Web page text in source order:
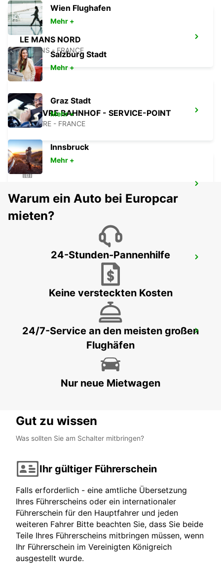
LE MANS NORD
LE MANS - FRANCE
LE HAVRE BAHNHOF - SERVICE-POINT
LE HAVRE - FRANCE
LE HAVRE - FRANCE
LA FERTE-BERNARD
LE MANS BAHNHOF
Wien Flughafen
Mehr +
Salzburg Stadt
Mehr +
Graz Stadt
Mehr +
Innsbruck
Mehr +
Warum ein Auto bei Europcar
mieten?
24-Stunden-Pannenhilfe
Keine versteckten Kosten
24/7-Service an den meisten großen
Flughäfen
Nur neue Mietwagen
Gut zu wissen
Was sollten Sie am Schalter mitbringen?
Ihr gültiger Führerschein
Falls erforderlich - eine amtliche Übersetzung
Ihres Führerscheins oder ein internationaler
Führerschein für den Hauptfahrer und jeden
weiteren Fahrer Bitte beachten Sie, dass Sie beide
Teile Ihres Führerscheins mitbringen müssen, wenn
Ihr Führerschein im Vereinigten Königreich
ausgestellt wurde.